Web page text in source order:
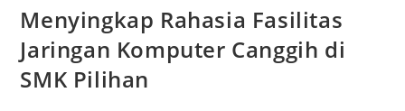
Menyingkap Rahasia Fasilitas
Jaringan Komputer Canggih di
SMK Pilihan